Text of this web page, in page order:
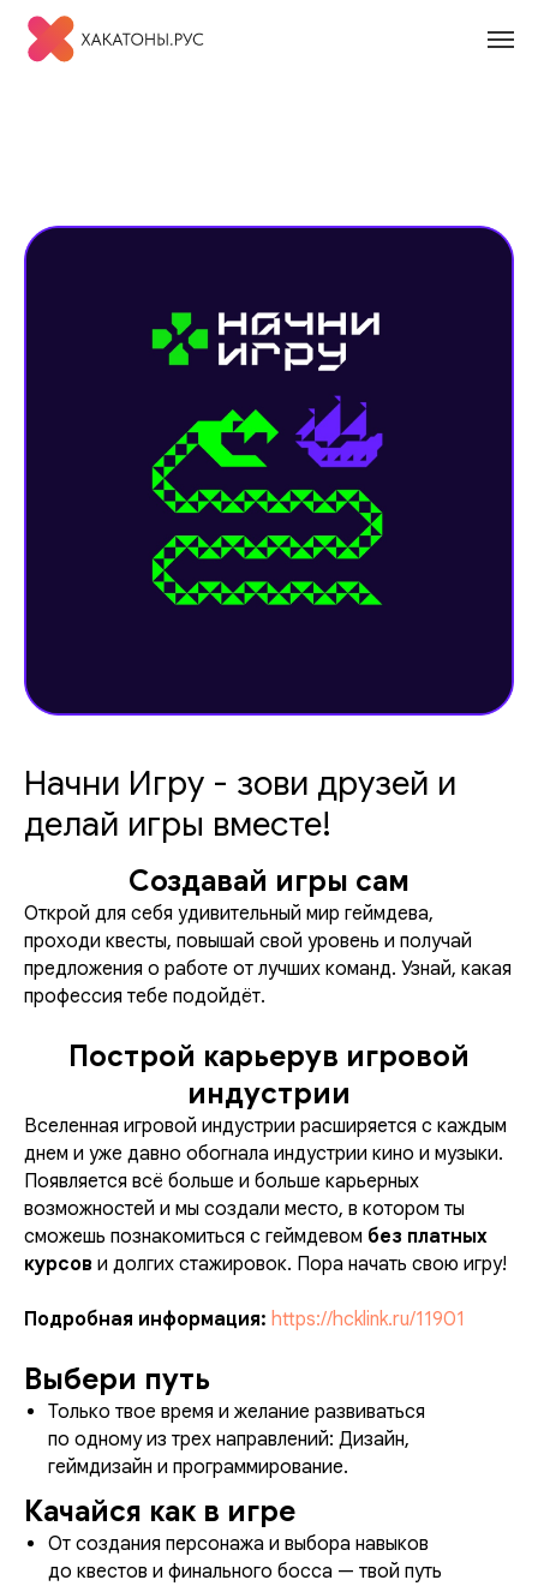
Начни Игру - зови друзей и
делай игры вместе!
Создавай игры сам
Открой для себя удивительный мир геймдева,
проходи квесты, повышай свой уровень и получай
предложения о работе от лучших команд. Узнай, какая
профессия тебе подойдёт.
Построй карьерув игровой
индустрии
Вселенная игровой индустрии расширяется с каждым
днем и уже давно обогнала индустрии кино и музыки.
Появляется всё больше и больше карьерных
возможностей и мы создали место, в котором ты
сможешь познакомиться с геймдевом без платных
курсов и долгих стажировок. Пора начать свою игру!
Подробная информация: https://hcklink.ru/11901
Выбери путь
Только твое время и желание развиваться
по одному из трех направлений: Дизайн,
геймдизайн и программирование.
Качайся как в игре
От создания персонажа и выбора навыков
до квестов и финального босса — твой путь